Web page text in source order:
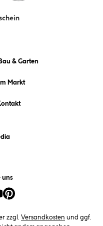
& Garten
Markt
uns
zzgl. Versandkosten und ggf.